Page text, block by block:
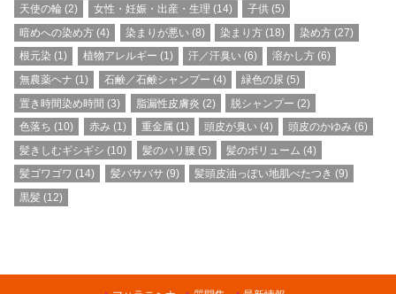
天使の輪 (2) 女性・妊娠・出産・生理 (14) 子供(5)
暗めへの染め方 (4) 染まりが悪い(8) 染まり方(18) 染め方 (27)
根元染 (1) 植物アレルギー (1) 汗／汗臭い(6) 溶かし方 (6)
無農薬ヘナ (1) 石鹸／石鹸シャンプー (4) 緑色の尿 (5)
置き時間染め時間 (3) 脂漏性皮膚炎 (2) 脱シャンプー (2)
色落ち (10) 赤み (1) 重金属 (1) 頭皮が臭い (4) 頭皮のかゆみ (6)
髪きしむギシギシ (10) 髪のハリ腰 (5) 髪のボリューム (4)
髪ゴワゴワ (14) 髪バサバサ (9) 髪頭皮油っぽい地肌べたつき (9)
黒髪 (12)